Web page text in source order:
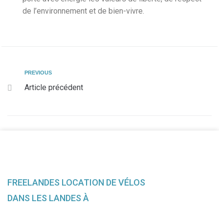
de l’environnement et de bien-vivre.
PREVIOUS
Article précédent
FREELANDES LOCATION DE VÉLOS
DANS LES LANDES À